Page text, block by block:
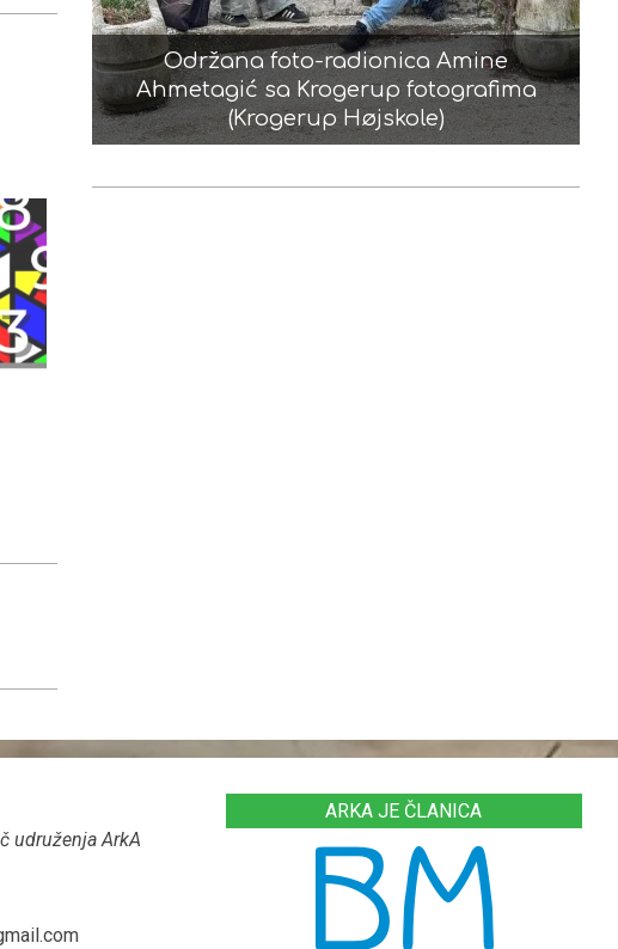
Održana foto-radionica Amine
Ahmetagić sa Krogerup fotografima
(Krogerup Højskole)
udruženja ArkA
ARKA JE ČLANICA